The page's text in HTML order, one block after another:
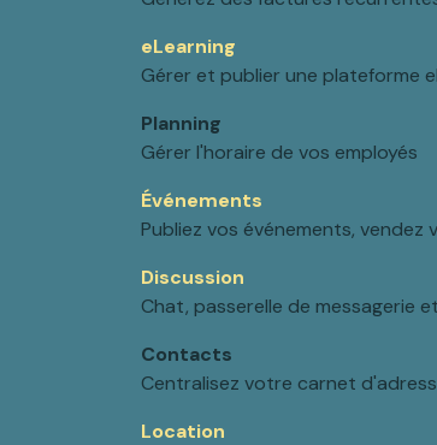
eLearning
Gérer et publier une plateforme
Planning
Gérer l'horaire de vos employés
Événements
Publiez vos événements, vendez
Discussion
Chat, passerelle de messagerie
Contacts
Centralisez votre carnet
Location